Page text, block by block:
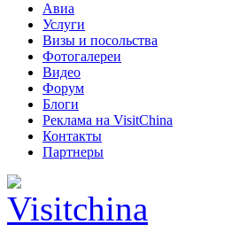
Авиа
Услуги
Визы и посольства
Фотогалереи
Видео
Форум
Блоги
Реклама на VisitChina
Контакты
Партнеры